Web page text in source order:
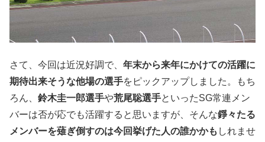
さて、今回は近況好調で、 年末から来年にかけての活躍に
期待出来そうな他場の選手をピックアップしました。もち
ろん、 鈴木圭一郎選手や荒尾聡選手といったSG常連メン
バーは否が応でも活躍すると思いますが、そんな錚々たる
メンバーを薙ぎ倒すのは今回挙げた人の誰かかも しれませ